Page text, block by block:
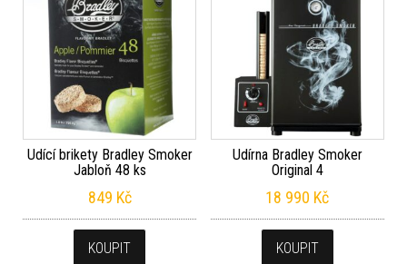
Udící brikety Bradley Smoker
Jabloň 48 ks
849 Kč
KOUPIT
Udírna Bradley Smoker
Original 4
18 990 Kč
KOUPIT